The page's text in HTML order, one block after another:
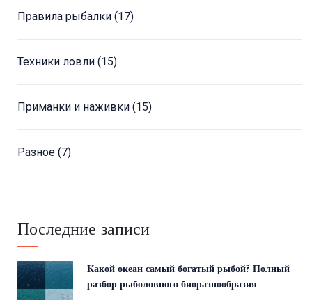
Правила рыбалки (17)
Техники ловли (15)
Приманки и наживки (15)
Разное (7)
Последние записи
Какой океан самый богатый рыбой? Полный
разбор рыболовного биоразнообразия